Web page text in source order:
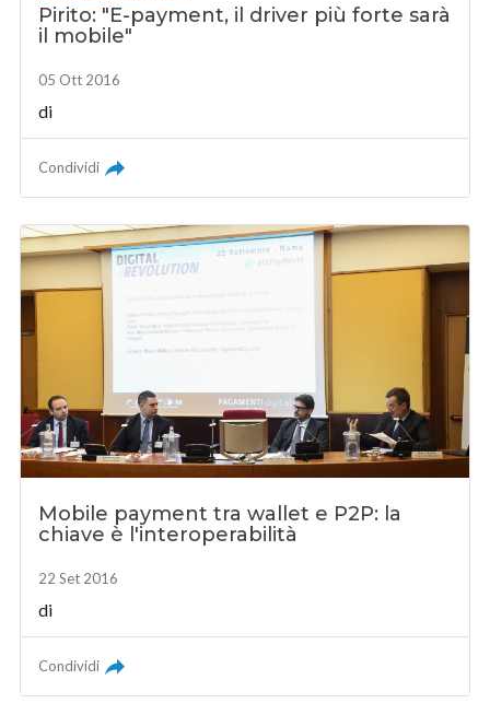
Pirito: "E-payment, il driver più forte sarà
il mobile"
05 Ott 2016
di
Condividi
Mobile payment tra wallet e P2P: la
chiave è l'interoperabilità
22 Set 2016
di
Condividi